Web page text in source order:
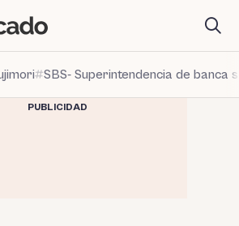
SBS- Superintendencia de banca
PUBLICIDAD